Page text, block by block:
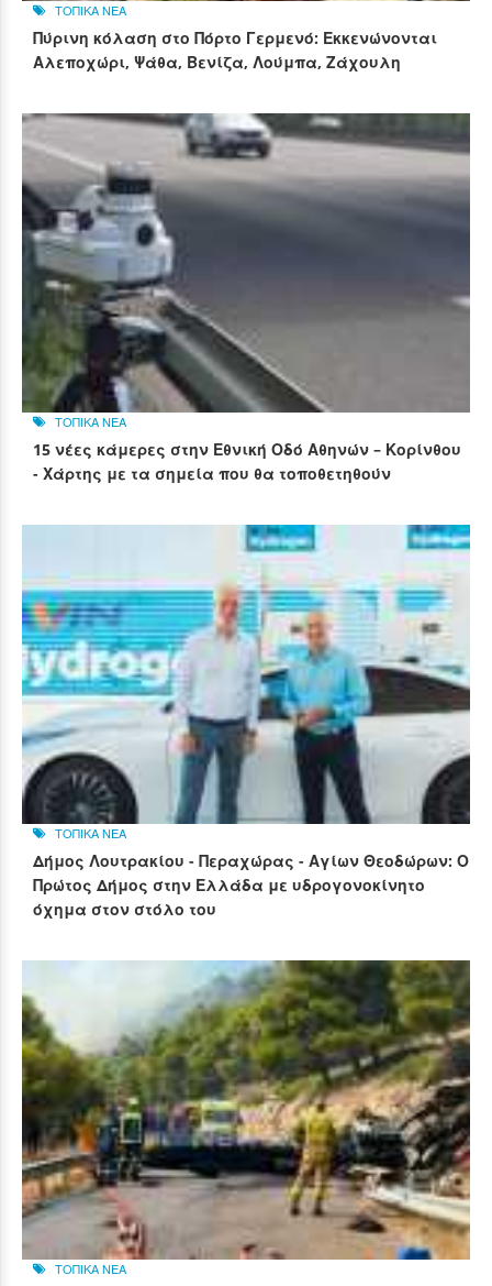
ΤΟΠΙΚΑ ΝΕΑ
Πύρινη κόλαση στο Πόρτο Γερμενό: Εκκενώνονται
Αλεποχώρι, Ψάθα, Βενίζα, Λούμπα, Ζάχουλη
ΤΟΠΙΚΑ ΝΕΑ
15 νέες κάμερες στην Εθνική Οδό Αθηνών – Κορίνθου
- Χάρτης με τα σημεία που θα τοποθετηθούν
ΤΟΠΙΚΑ ΝΕΑ
Δήμος Λουτρακίου - Περαχώρας - Αγίων Θεοδώρων: Ο
Πρώτος Δήμος στην Ελλάδα με υδρογονοκίνητο
όχημα στον στόλο του
ΤΟΠΙΚΑ ΝΕΑ